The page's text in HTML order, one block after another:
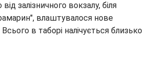
залізничного вокзалу, біля
влаштувалося нове
в таборі налічується близько